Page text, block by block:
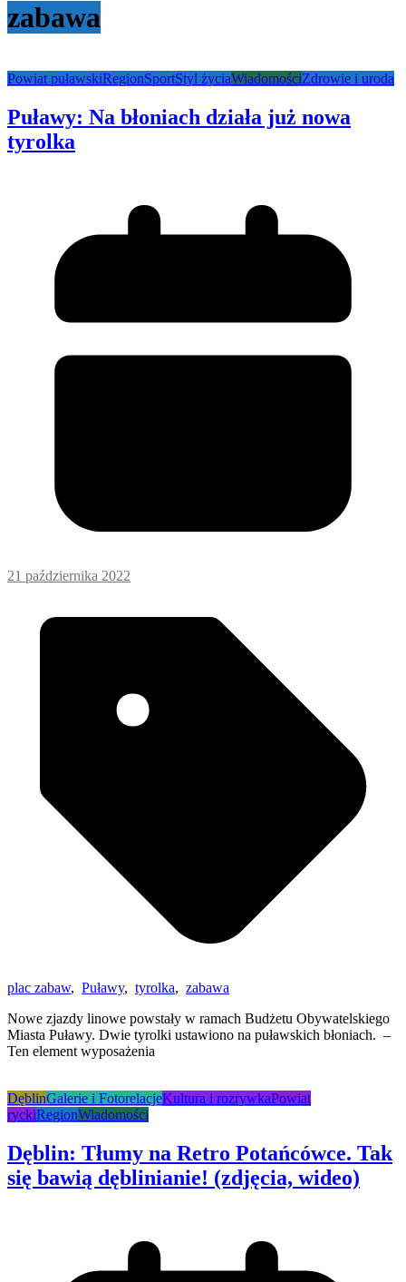
zabawa
Powiat puławskiRegionSportStyl życiaWiadomościZdrowie i uroda
Puławy: Na błoniach działa już nowa
tyrolka
21 października 2022
plac zabaw, Puławy, tyrolka, zabawa
Nowe zjazdy linowe powstały w ramach Budżetu Obywatelskiego
Miasta Puławy. Dwie tyrolki ustawiono na puławskich błoniach. –
Ten element wyposażenia
DęblinGalerie i FotorelacjeKultura i rozrywkaPowiat
ryckiRegionWiadomości
Dęblin: Tłumy na Retro Potańcówce. Tak
się bawią dęblinianie! (zdjęcia, wideo)